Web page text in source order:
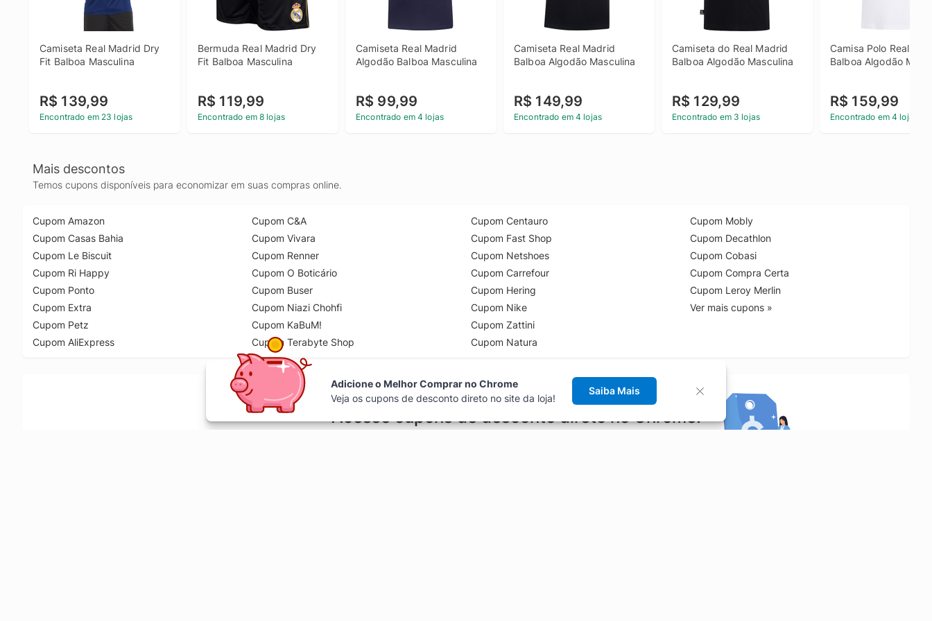
Camiseta Real Madrid Dry
Fit Balboa Masculina
R$ 139,99
Encontrado em 23 lojas
Bermuda Real Madrid Dry
Fit Balboa Masculina
R$ 119,99
Encontrado em 8 lojas
Camiseta Real Madrid
Algodão Balboa Masculina
R$ 99,99
Encontrado em 4 lojas
Camiseta Real Madrid
Balboa Algodão Masculina
R$ 149,99
Encontrado em 4 lojas
Camiseta do Real Madrid
Balboa Algodão Masculina
R$ 129,99
Encontrado em 3 lojas
Camisa Polo Real
Balboa Algodão
R$ 159,99
Encontrado em 4 lojas
Mais descontos
Temos cupons disponíveis para economizar em suas compras online.
Cupom Amazon
Cupom Casas Bahia
Cupom Le Biscuit
Cupom Ri Happy
Cupom Ponto
Cupom Extra
Cupom Petz
Cupom AliExpress
Cupom C&A
Cupom Vivara
Cupom Renner
Cupom O Boticário
Cupom Buser
Cupom Niazi Chohfi
Cupom KaBuM!
Cupom Terabyte Shop
Cupom Centauro
Cupom Fast Shop
Cupom Netshoes
Cupom Carrefour
Cupom Hering
Cupom Nike
Cupom Zattini
Cupom Natura
Cupom Mobly
Cupom Decathlon
Cupom Cobasi
Cupom Compra Certa
Cupom Leroy Merlin
Ver mais cupons »
Acesse cupons de desconto direto no Chrome!
Adicione o Melhor Comprar no Chrome
Veja os cupons de desconto direto no site da loja!
Saiba Mais